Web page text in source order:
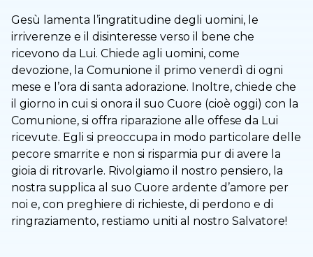
Gesù lamenta l’ingratitudine degli uomini, le
irriverenze e il disinteresse verso il bene che
ricevono da Lui. Chiede agli uomini, come
devozione, la Comunione il primo venerdì di ogni
mese e l’ora di santa adorazione. Inoltre, chiede che
il giorno in cui si onora il suo Cuore (cioè oggi) con la
Comunione, si offra riparazione alle offese da Lui
ricevute. Egli si preoccupa in modo particolare delle
pecore smarrite e non si risparmia pur di avere la
gioia di ritrovarle. Rivolgiamo il nostro pensiero, la
nostra supplica al suo Cuore ardente d’amore per
noi e, con preghiere di richieste, di perdono e di
ringraziamento, restiamo uniti al nostro Salvatore!